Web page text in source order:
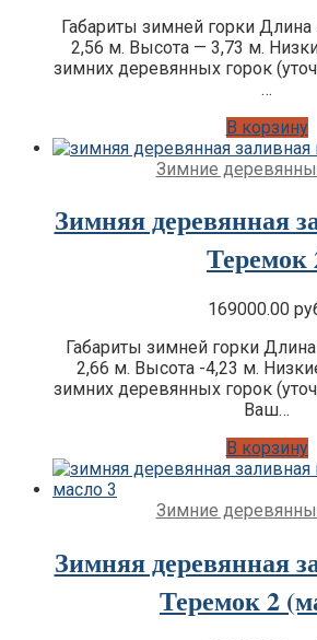
Габариты зимней горки
2,56 м. Высота — 3,73 м.
зимних деревянных горок
…
В корзину
Зимние
Зимняя деревянная
Теремок
169000.00
Габариты зимней горки
2,66 м. Высота -4,23 м.
зимних деревянных горок
Ваш…
В корзину
Зимние
Зимняя деревянная
Теремок 2